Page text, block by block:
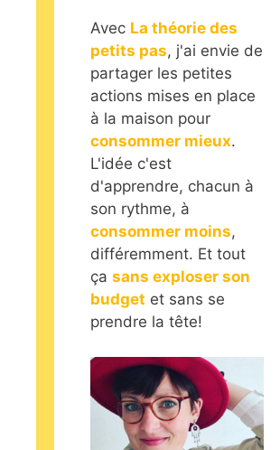
Avec La théorie des
petits pas, j'ai envie de
partager les petites
actions mises en place
à la maison pour
consommer mieux.
L'idée c'est
d'apprendre, chacun à
son rythme, à
consommer moins,
différemment. Et tout
ça sans exploser son
budget et sans se
prendre la tête!